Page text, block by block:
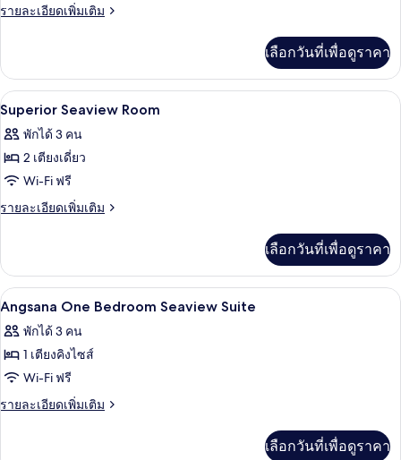
ห้อง
วิว
ทะเล
(Angsana)
รายละเอียดเพิ่มเติม
ราย
เกี่ยว
กับ
ห้อง
ท,
นอน,
วิว
ทะเล
เลือกวันที่เพื่อดูราคา
เปิด
ภาพถ่าย
ทั้งหมด
ของ
Superior
ตู้นิรภัยในห้องพัก, โต๊ะทำงาน, ผ้าม่าน
4
Superior Seaview Room
พักได้ 3 คน
2 เตียงเดี่ยว
Wi-Fi ฟรี
รายละเอียดเพิ่มเติม
ราย
เกี่ยว
กับ
Superior
Seaview
Room
เลือกวันที่เพื่อดูราคา
เปิด
ภาพถ่าย
ทั้งหมด
ของ
Angsana
ตู้นิรภัยในห้องพัก, โต๊ะทำงาน, ผ้าม่าน
4
Angsana One Bedroom Seaview Suite
พักได้ 3 คน
1 เตียงคิงไซส์
Wi-Fi ฟรี
รายละเอียดเพิ่มเติม
ราย
เลือกวันที่เพื่อดูราคา